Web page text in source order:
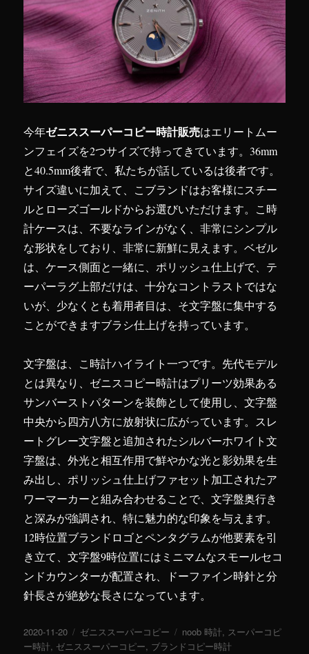
今年ゼニススーパーコピー時計販売はエリートムー
ンフェイズを2つサイズで持ってきています。36mm
と40.5mm後者で、私たちが話しているは後者です。
サイズ違いに加えて、こブランドはお客様にスチー
ルとローズゴールドからお選びいただけます。こ時
計ケースは、不要なラインがなく、非常にシンプル
な形状をしており、非常に新鮮に見えます。ベゼル
は、ケース側面と一緒に、ポリッシュ仕上げで、テ
ーパーラグ上部だけは、十分なコントラストではな
いが、少なくとも着用者目は、そ文字盤に集中する
ことができますブラシ仕上げを持っています。
文字盤は、こ時計ハイライト一つです。先代モデル
とは異なり、ゼニスコピー時計はプリーツ効果ある
サンバーストパターンを装飾として使用し、文字盤
中央から四方八方に放射状に広がっています。スレ
ートグレー文字盤と追加されたシルバーホワイト文
字盤は、外光と相互作用で鮮やかな光と影効果を生
み出し、ポリッシュ仕上げファセット加工されたア
ワーマーカーと組み合わせることで、文字盤奥行き
と深みが強調され、特に魅力的な印象を与えます。
12時位置ブランドロゴとペンタグラムが他要素を引
き立て、文字盤9時位置にはミニマムなスモールセコ
ンドカウンターが配置され、ドーファイン時針と分
針長さが絶妙な長さになっています。
投
稿
2020-11-20
カ
テ
ゼニススーパーコピー
タ
グ
noob 時計, スーパーコピ
ー時計, ゼニススーパーコピー, ブランドコピー時計